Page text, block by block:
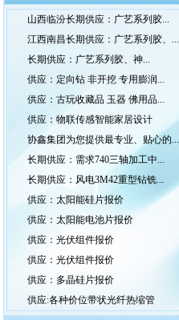
山西临汾长期供应：广艺系列胶...
江西南昌长期供应：广艺系列胶、...
长期供应：广艺系列胶、神...
供应：定向钻 非开挖 专用膨润...
供应：古玩收藏品 玉器 佛用品...
供应：物联传感智能家居设计
协鑫集团为您提供最专业、贴心的...
长期供应：需求740三轴加工中...
长期供应：风电3M42重型钻铣...
供应：太阳能硅片报价
供应：太阳能电池片报价
供应：光伏组件报价
供应：光伏组件报价
供应：多晶硅片报价
供应:各种价位带状光纤热缩管